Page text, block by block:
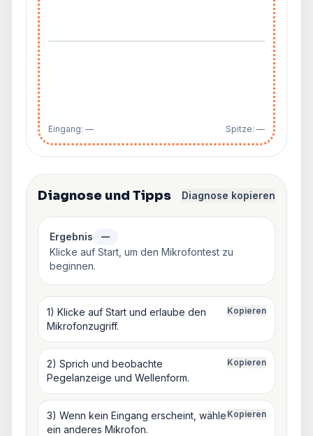
Eingang: — Spitze: —
Diagnose und Tipps Diagnose kopieren
Ergebnis —
Klicke auf Start, um den Mikrofontest zu
beginnen.
1) Klicke auf Start und erlaube den
Mikrofonzugriff.
Kopieren
2) Sprich und beobachte
Pegelanzeige und Wellenform.
Kopieren
3) Wenn kein Eingang erscheint, wähle
ein anderes Mikrofon.
Kopieren